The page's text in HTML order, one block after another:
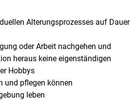
Alterungsprozesses auf Dauer
oder Arbeit nachgehen und
heraus keine eigenständigen
Hobbys
und pflegen können
leben